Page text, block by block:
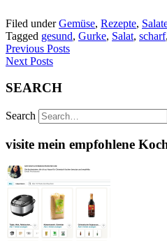
Filed underGemüse, Rezepte,
Tagged gesund, Gurke, Salat, scharf,
Previous Posts
Next Posts
SEARCH
Search
visite mein empfohlene